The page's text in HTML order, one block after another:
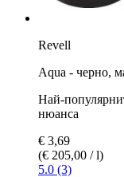
Revell
Aqua - черно,
Най-
нюанса
€ 3,69
(€ 205,00 / l)
5.0 (3)